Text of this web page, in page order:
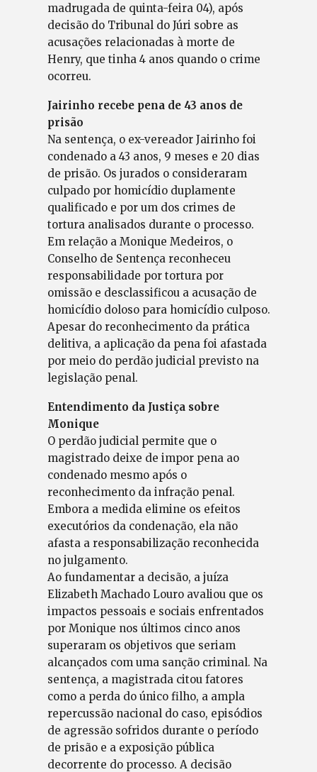
madrugada de quinta-feira 04), após
decisão do Tribunal do Júri sobre as
acusações relacionadas à morte de
Henry, que tinha 4 anos quando o crime
ocorreu.
Jairinho recebe pena de 43 anos de
prisão
Na sentença, o ex-vereador Jairinho foi
condenado a 43 anos, 9 meses e 20 dias
de prisão. Os jurados o consideraram
culpado por homicídio duplamente
qualificado e por um dos crimes de
tortura analisados durante o processo.
Em relação a Monique Medeiros, o
Conselho de Sentença reconheceu
responsabilidade por tortura por
omissão e desclassificou a acusação de
homicídio doloso para homicídio culposo.
Apesar do reconhecimento da prática
delitiva, a aplicação da pena foi afastada
por meio do perdão judicial previsto na
legislação penal.
Entendimento da Justiça sobre
Monique
O perdão judicial permite que o
magistrado deixe de impor pena ao
condenado mesmo após o
reconhecimento da infração penal.
Embora a medida elimine os efeitos
executórios da condenação, ela não
afasta a responsabilização reconhecida
no julgamento.
Ao fundamentar a decisão, a juíza
Elizabeth Machado Louro avaliou que os
impactos pessoais e sociais enfrentados
por Monique nos últimos cinco anos
superaram os objetivos que seriam
alcançados com uma sanção criminal. Na
sentença, a magistrada citou fatores
como a perda do único filho, a ampla
repercussão nacional do caso, episódios
de agressão sofridos durante o período
de prisão e a exposição pública
decorrente do processo. A decisão